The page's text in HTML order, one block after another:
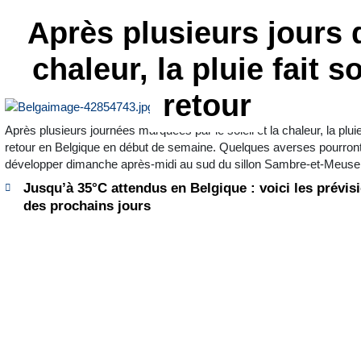
Après plusieurs jours
chaleur, la pluie fait
retour
Après plusieurs journées marquées par le soleil et la chaleur, la
retour en Belgique en début de semaine. Quelques averses
développer dimanche après-midi au sud du sillon Sambre-et-
Jusqu’à 35°C attendus en Belgique : voici les
des prochains jours